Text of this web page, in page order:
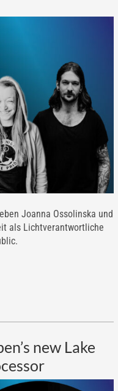
Joanna Ossolinska und
als Lichtverantwortliche
new Lake